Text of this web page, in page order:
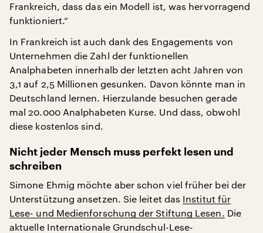
Frankreich, dass das ein Modell ist, was hervorragend
funktioniert.“
In Frankreich ist auch dank des Engagements von
Unternehmen die Zahl der funktionellen
Analphabeten innerhalb der letzten acht Jahren von
3,1 auf 2,5 Millionen gesunken. Davon könnte man in
Deutschland lernen. Hierzulande besuchen gerade
mal 20.000 Analphabeten Kurse. Und dass, obwohl
diese kostenlos sind.
Nicht jeder Mensch muss perfekt lesen und
schreiben
Simone Ehmig möchte aber schon viel früher bei der
Unterstützung ansetzen. Sie leitet das Institut für
Lese- und Medienforschung der Stiftung Lesen. Die
aktuelle Internationale Grundschul-Lese-